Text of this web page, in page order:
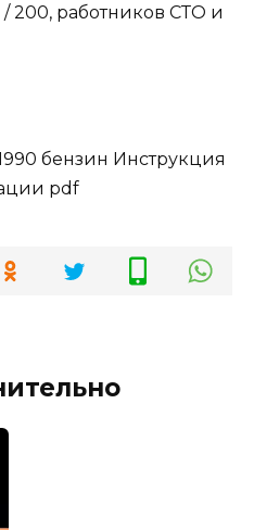
200, работников СТО и
бензин Инструкция
pdf